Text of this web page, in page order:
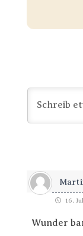
16.
Wunder